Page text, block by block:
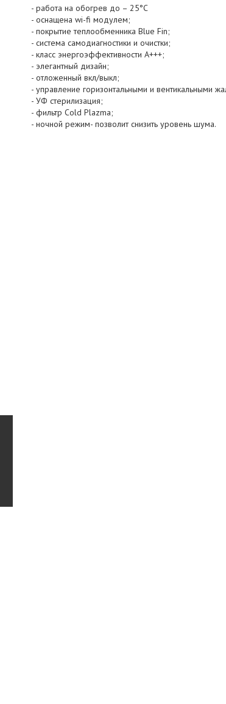
- работа на обогрев до – 25°С
- оснащена wi-fi модулем;
- покрытие теплообменника Blue Fin;
- система самодиагностики и очистки;
- класс энергоэффективности A+++;
- элегантный дизайн;
- отложенный вкл/выкл;
- управление горизонтальными и вентикальными
- УФ стерилизация;
- фильтр Cold Plazma;
- ночной режим- позволит снизить уровень шума.